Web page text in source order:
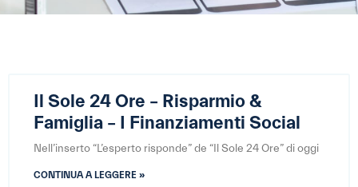
Il Sole 24 Ore – Risparmio &
Famiglia – I Finanziamenti Social
Nell’inserto “L’esperto risponde” de “Il Sole 24 Ore” di oggi
CONTINUA A LEGGERE »